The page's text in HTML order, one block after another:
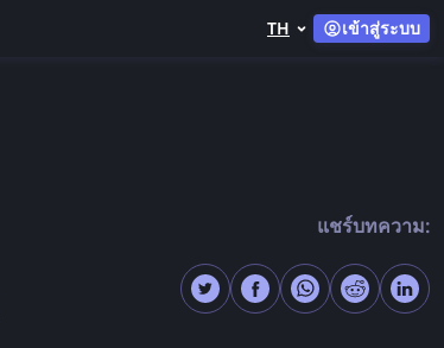
TH เข้าสู่ระบบ
แชร์บทความ: